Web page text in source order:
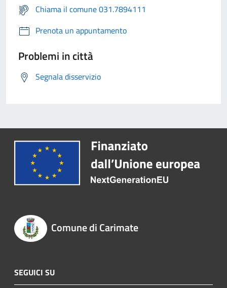
Chiama il comune 031.7894111
Prenota un appuntamento
Problemi in città
Segnala disservizio
Comune di Carimate
SEGUICI SU